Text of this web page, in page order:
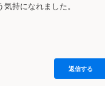
持になれました。
返信する